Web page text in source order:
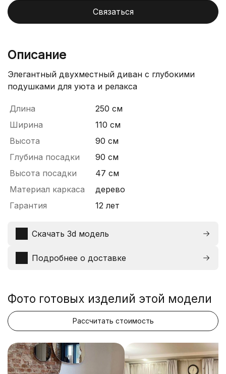
Связаться
Описание
Элегантный двухместный диван с глубокими
подушками для уюта и релакса
Длина
250 см
Ширина
110 см
Высота
90 см
Глубина посадки
90 см
Высота посадки
47 см
Материал каркаса
дерево
Гарантия
12 лет
Скачать 3d модель
Подробнее о доставке
Фото готовых изделий этой модели
Рассчитать стоимость